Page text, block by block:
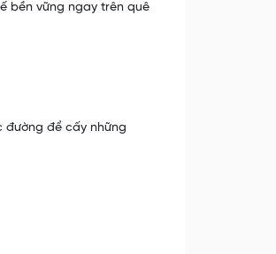
bền vững ngay trên quê
đường để cấy những